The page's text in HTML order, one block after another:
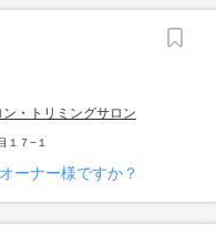
・トリミングサロン
１７−１
ーナー様ですか？